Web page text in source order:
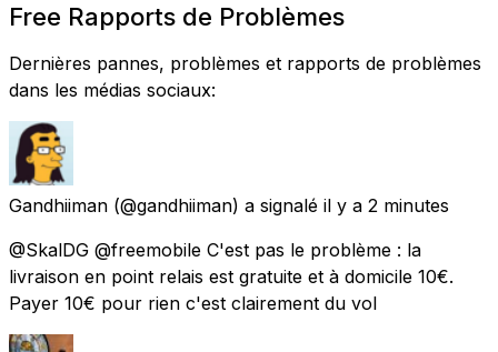
Free Rapports de Problèmes
Dernières pannes, problèmes et rapports de problèmes
dans les médias sociaux:
Gandhiiman (@gandhiiman) a signalé il y a 2 minutes
@SkalDG @freemobile C'est pas le problème : la
livraison en point relais est gratuite et à domicile 10€.
Payer 10€ pour rien c'est clairement du vol